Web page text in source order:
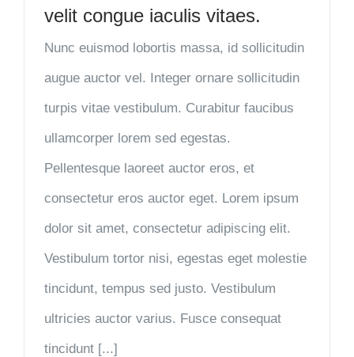
velit congue iaculis vitaes.
Nunc euismod lobortis massa, id sollicitudin
augue auctor vel. Integer ornare sollicitudin
turpis vitae vestibulum. Curabitur faucibus
ullamcorper lorem sed egestas.
Pellentesque laoreet auctor eros, et
consectetur eros auctor eget. Lorem ipsum
dolor sit amet, consectetur adipiscing elit.
Vestibulum tortor nisi, egestas eget molestie
tincidunt, tempus sed justo. Vestibulum
ultricies auctor varius. Fusce consequat
tincidunt [...]